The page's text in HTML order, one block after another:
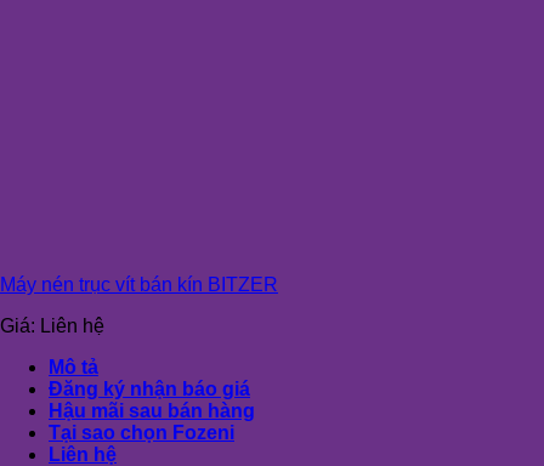
Máy nén trục vít bán kín BITZER
Giá: Liên hệ
Mô tả
Đăng ký nhận báo giá
Hậu mãi sau bán hàng
Tại sao chọn Fozeni
Liên hệ